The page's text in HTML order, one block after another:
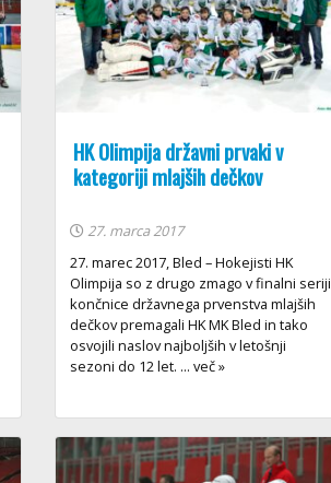
HK Olimpija državni prvaki v
kategoriji mlajših dečkov
27. marca 2017
27. marec 2017, Bled – Hokejisti HK
Olimpija so z drugo zmago v finalni seriji
končnice državnega prvenstva mlajših
dečkov premagali HK MK Bled in tako
osvojili naslov najboljših v letošnji
sezoni do 12 let. ... več »